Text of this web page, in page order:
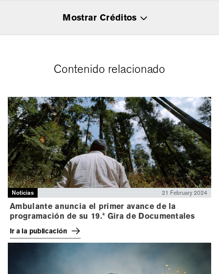
Mostrar Créditos
Contenido relacionado
Noticias 21 February 2024
Ambulante anuncia el primer avance de la
programación de su 19.ª Gira de Documentales
Ir a la publicación